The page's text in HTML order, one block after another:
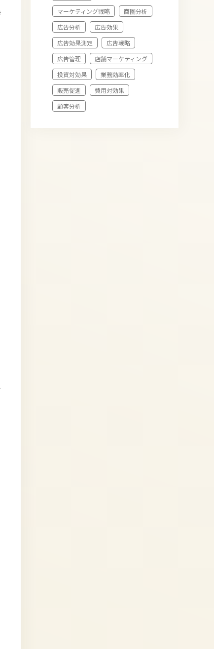
マーケティング戦略
商圏分析
広告分析
広告効果
広告効果測定
広告戦略
広告管理
店舗マーケティング
投資対効果
業務効率化
販売促進
費用対効果
顧客分析